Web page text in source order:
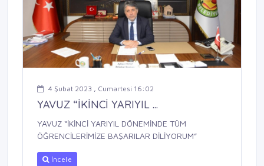
4 Şubat 2023 , Cumartesi 16:02
YAVUZ “İKİNCİ YARIYIL ...
YAVUZ “İKİNCİ YARIYIL DÖNEMİNDE TÜM
ÖĞRENCİLERİMİZE BAŞARILAR DİLİYORUM”
İncele